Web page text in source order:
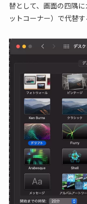
替として、画面の四隅
ットコーナー）で代替す